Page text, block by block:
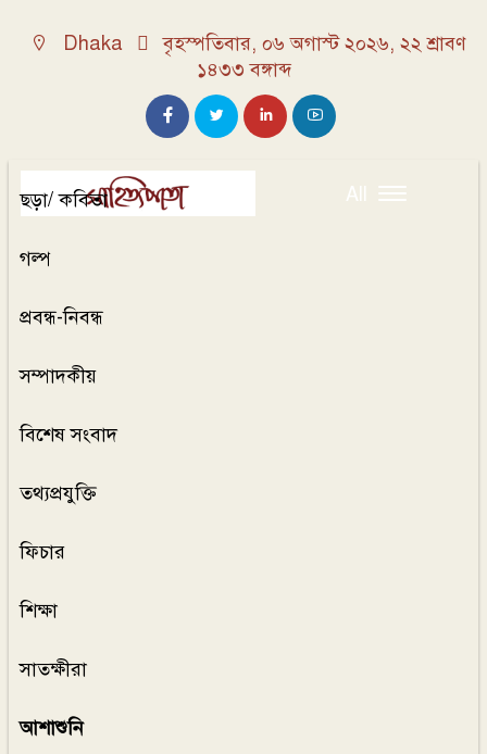
Dhaka
বৃহস্পতিবার, ০৬ অগাস্ট ২০২৬, ২২ শ্রাবণ
১৪৩৩ বঙ্গাব্দ
ছড়া/ কবিতা
গল্প
প্রবন্ধ-নিবন্ধ
সম্পাদকীয়
বিশেষ সংবাদ
তথ্যপ্রযুক্তি
ফিচার
শিক্ষা
সাতক্ষীরা
আশাশুনি
All